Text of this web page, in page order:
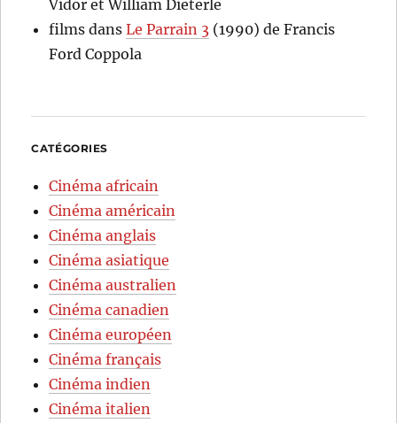
Vidor et William Dieterle
films dansLe Parrain 3 (1990) de Francis
Ford Coppola
CATÉGORIES
Cinéma africain
Cinéma américain
Cinéma anglais
Cinéma asiatique
Cinéma australien
Cinéma canadien
Cinéma européen
Cinéma français
Cinéma indien
Cinéma italien